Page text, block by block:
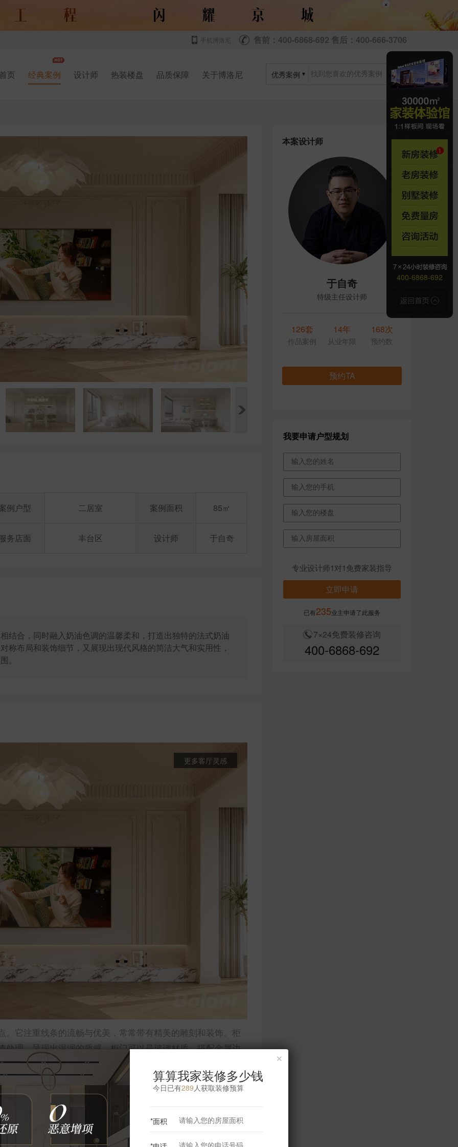
×
手机博洛尼 售前：400-6868-692 售后：400-666-3706
页 经典案例 设计师 热装楼盘 品质保障 关于博洛尼 优秀案例
点击浏览下一张
例户型
务店面
二居室
丰台区
案例面积
设计师
85㎡
于自奇
结合，同时融入奶油色调的温馨柔和，打造出独特的法式奶油
称布局和装饰细节，又展现出现代风格的简洁大气和实用性，
。
更多客厅灵感
它注重线条的流畅与优美，常常带有精美的雕刻和装饰。柜
理，呈现出温润的质感。柜门可以是玻璃材质，搭配金属边
更多客厅灵感
本案设计师
于自奇
特级主任设计师
168次
预约数
14年
从业年限
126套
作品案例
预约TA
我要申请户型规划
专业设计师1对1免费家装指导
立即申请
已有235业主申请了此服务
7×24免费装修咨询
400-6868-692
400-6868-692
×
算算我家装修多少钱
今日已有289 人获取装修预算
*面积